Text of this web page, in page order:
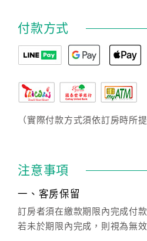
付款方式
（實際付款方式須依訂房時所
注意事項
一、客房保留
訂房者須在繳款期限內完成付
若未於期限內完成，則視為無效